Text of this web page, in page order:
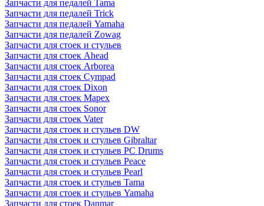
Запчасти для педалей Tama
Запчасти для педалей Trick
Запчасти для педалей Yamaha
Запчасти для педалей Zowag
Запчасти для стоек и стульев
Запчасти для стоек Ahead
Запчасти для стоек Arborea
Запчасти для стоек Cympad
Запчасти для стоек Dixon
Запчасти для стоек Mapex
Запчасти для стоек Sonor
Запчасти для стоек Vater
Запчасти для стоек и стульев DW
Запчасти для стоек и стульев Gibraltar
Запчасти для стоек и стульев PC Drums
Запчасти для стоек и стульев Peace
Запчасти для стоек и стульев Pearl
Запчасти для стоек и стульев Tama
Запчасти для стоек и стульев Yamaha
Запчасти для стоек Danmar